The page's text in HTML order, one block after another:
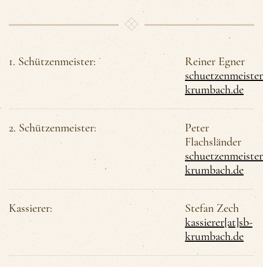
1. Schützenmeister:
Reiner Egner
krumbach.de
2. Schützenmeister:
Peter
Flachsländer
krumbach.de
Kassierer:
Stefan Zech
kassierer[at]sb-
krumbach.de